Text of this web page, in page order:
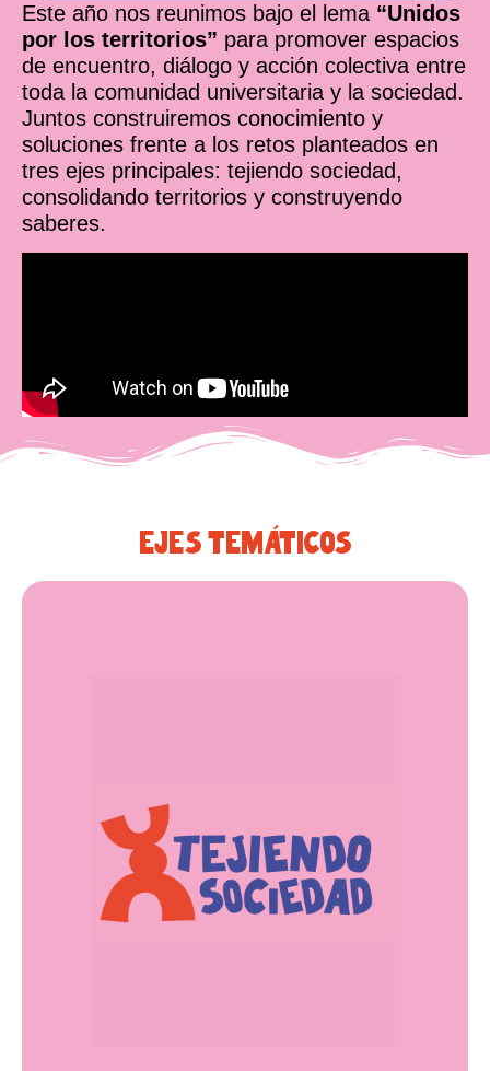
Este año nos reunimos bajo el lema “Unidos
por los territorios” para promover espacios
de encuentro, diálogo y acción colectiva entre
toda la comunidad universitaria y la sociedad.
Juntos construiremos conocimiento y
soluciones frente a los retos planteados en
tres ejes principales: tejiendo sociedad,
consolidando territorios y construyendo
saberes.
Ejes temáticos